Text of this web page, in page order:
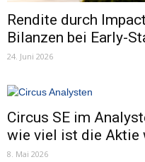
Rendite durch
Bilanzen bei Early-
24. Juni 2026
Circus SE im
wie viel ist die Aktie
8. Mai 2026